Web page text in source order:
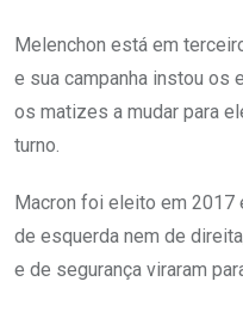
Melenchon está em
e sua campanha instou os
os matizes a mudar para
turno.
Macron foi eleito em 2017
de esquerda nem de
e de segurança viraram